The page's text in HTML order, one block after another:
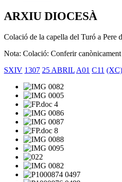
ARXIU DIOCESÀ
Colació de la capella del Turó a Pere
Nota: Colació: Conferir
SXIV 1307 25 ABRIL A01 C11 (XC)